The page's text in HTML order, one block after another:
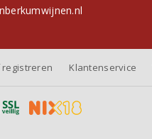
registreren Klantenservice